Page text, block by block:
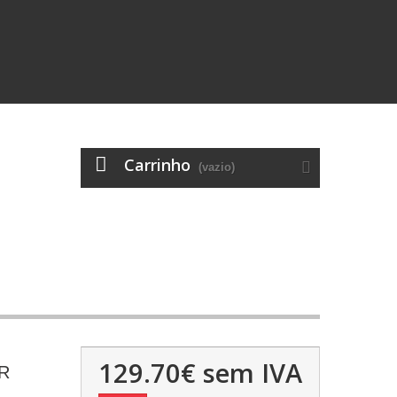
Carrinho (vazio)
129.70€ sem IVA